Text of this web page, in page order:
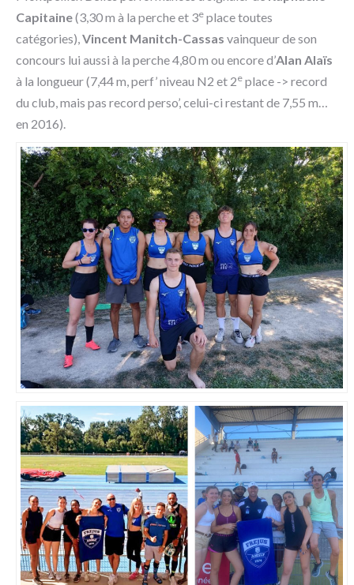
Capitaine(3,30 m à la perche et 3e place toutes
catégories),Vincent Manitch-Cassas vainqueur de son
concours lui aussi à la perche 4,80 m ou encore d’Alan Alaïs
à la longueur (7,44 m, perf’ niveau N2 et 2e place -> record
du club, mais pas record perso’, celui-ci restant de 7,55 m…
en 2016).